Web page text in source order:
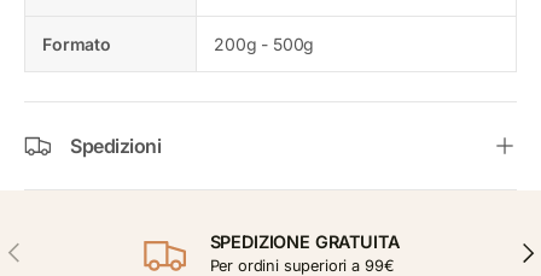
Formato 200g - 500g
Spedizioni
INDIETRO SPEDIZIONE GRATUITA
Per ordini superiori a 99€